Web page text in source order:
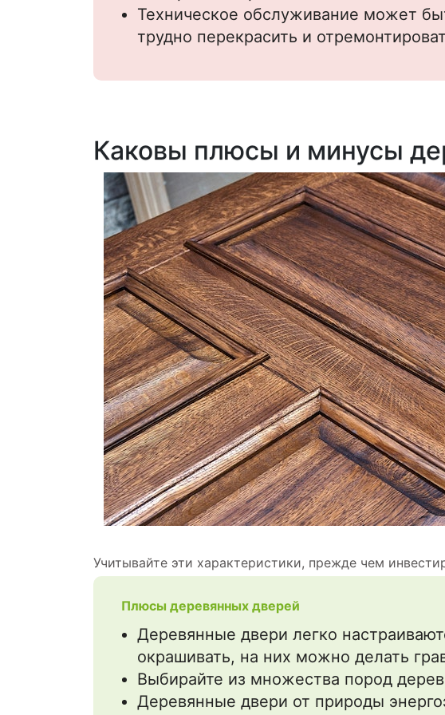
Техническое обслуживание может
трудно перекрасить и
Каковы плюсы и минусы
Учитывайте эти характеристики, прежде чем
Плюсы деревянных дверей
Деревянные двери легко
окрашивать, на них можно делать
Выбирайте из множества пород
Деревянные двери от природы